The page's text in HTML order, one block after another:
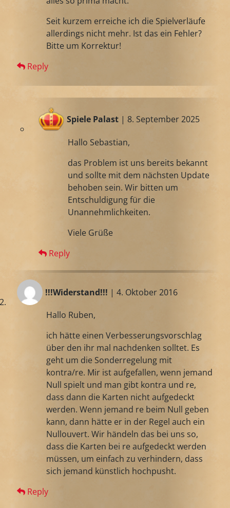
Seit kurzem erreiche ich die Spielverläufe
allerdings nicht mehr. Ist das ein Fehler?
Bitte um Korrektur!
Reply
Spiele Palast | 8. September 2025
Hallo Sebastian,
das Problem ist uns bereits bekannt
und sollte mit dem nächsten Update
behoben sein. Wir bitten um
Entschuldigung für die
Unannehmlichkeiten.
Viele Grüße
Reply
!!!Widerstand!!! | 4. Oktober 2016
Hallo Ruben,
ich hätte einen Verbesserungsvorschlag
über den ihr mal nachdenken solltet. Es
geht um die Sonderregelung mit
kontra/re. Mir ist aufgefallen, wenn jemand
Null spielt und man gibt kontra und re,
dass dann die Karten nicht aufgedeckt
werden. Wenn jemand re beim Null geben
kann, dann hätte er in der Regel auch ein
Nullouvert. Wir händeln das bei uns so,
dass die Karten bei re aufgedeckt werden
müssen, um einfach zu verhindern, dass
sich jemand künstlich hochpusht.
Reply